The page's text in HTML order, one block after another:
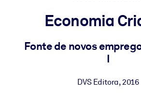
Para LMS/LXP
Para bibliotecas corporativas
Economia
Fonte de novos
I
DVS Editora,2016